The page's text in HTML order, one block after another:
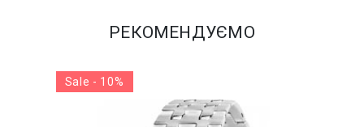
РЕКОМЕНДУЄМО
Sale - 10%